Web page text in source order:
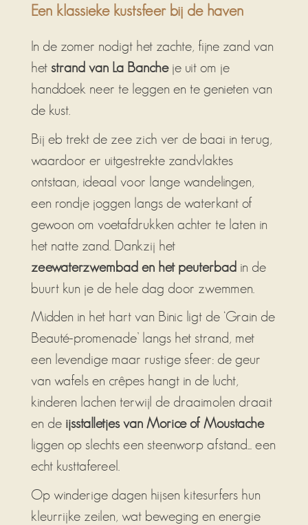
Een klassieke kustsfeer bij de haven
In de zomer nodigt het zachte, fijne zand van
het strand van La Bancheje uit om je
handdoek neer te leggen en te genieten van
de kust.
Bij eb trekt de zee zich ver de baai in terug,
waardoor er uitgestrekte zandvlaktes
ontstaan, ideaal voor lange wandelingen,
een rondje joggen langs de waterkant of
gewoon om voetafdrukken achter te laten in
het natte zand. Dankzij het
zeewaterzwembad en het peuterbad in de
buurt kun je de hele dag door zwemmen.
Midden in het hart van Binic ligt de ‘Grain de
Beauté-promenade’ langs het strand, met
een levendige maar rustige sfeer: de geur
van wafels en crêpes hangt in de lucht,
kinderen lachen terwijl de draaimolen draait
en de ijsstalletjes van Morice of Moustache
liggen op slechts een steenworp afstand... een
echt kusttafereel.
Op winderige dagen hijsen kitesurfers hun
kleurrijke zeilen, wat beweging en energie